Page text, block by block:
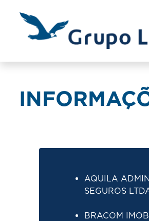
AQUILA
SEGUROS
BRACOM